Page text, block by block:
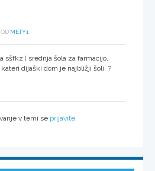
METY1
sšfkz ( srednja šola za farmacijo,
dijaški dom je najbližji šoli ?
v temi se prijavite